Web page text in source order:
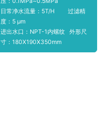
日常净水流量：5T/H 过滤精
度：5 μm
进出水口：NPT-1内螺纹 外形尺
寸：180X190X350mm